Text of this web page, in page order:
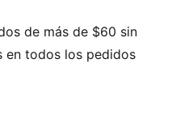
con detalles de
oversize.
materiales reciclados.
de más de $60 sin
en todos los pedidos